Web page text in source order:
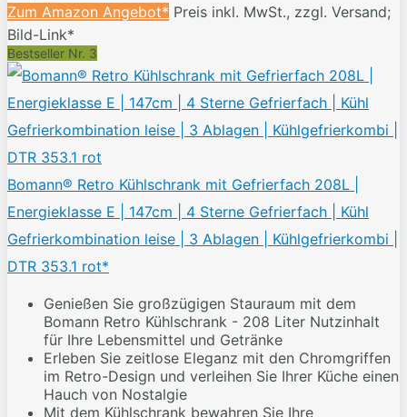
Zum Amazon Angebot* Preis inkl. MwSt., zzgl. Versand;
Bild-Link*
Bestseller Nr. 3
Bomann® Retro Kühlschrank mit Gefrierfach 208L |
Energieklasse E | 147cm | 4 Sterne Gefrierfach | Kühl
Gefrierkombination leise | 3 Ablagen | Kühlgefrierkombi |
DTR 353.1 rot*
Genießen Sie großzügigen Stauraum mit dem
Bomann Retro Kühlschrank - 208 Liter Nutzinhalt
für Ihre Lebensmittel und Getränke
Erleben Sie zeitlose Eleganz mit den Chromgriffen
im Retro-Design und verleihen Sie Ihrer Küche einen
Hauch von Nostalgie
Mit dem Kühlschrank bewahren Sie Ihre